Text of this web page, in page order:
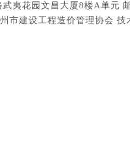
夷花园文昌大厦8楼A单元
市建设工程造价管理协会 技